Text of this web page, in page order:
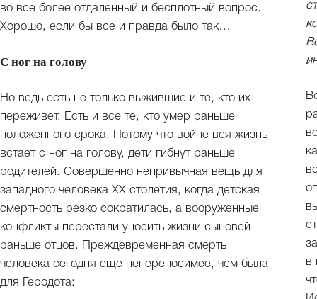
во все более отдаленный и бесплотный вопрос.
Хорошо, если бы все и правда было так…
С ног на голову
Но ведь есть не только выжившие и те, кто их
переживет. Есть и все те, кто умер раньше
положенного срока. Потому что войне вся жизнь
встает с ног на голову, дети гибнут раньше
родителей. Совершенно непривычная вещь для
западного человека ХХ столетия, когда детская
смертность резко сократилась, а вооруженные
конфликты перестали уносить жизни сыновей
раньше отцов. Преждевременная смерть
человека сегодня еще непереносимее, чем была
для Геродота:
в